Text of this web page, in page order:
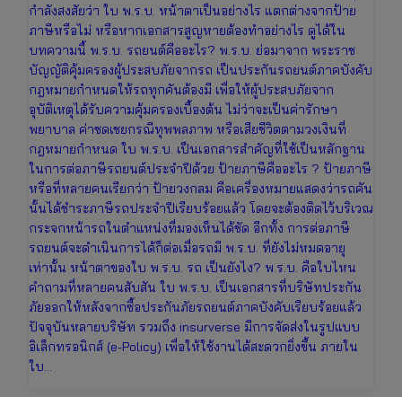
กำลังสงสัยว่า ใบ พ.ร.บ. หน้าตาเป็นอย่างไร แตกต่างจากป้าย
ภาษีหรือไม่ หรือหากเอกสารสูญหายต้องทำอย่างไร ดูได้ใน
บทความนี้ พ.ร.บ. รถยนต์คืออะไร? พ.ร.บ. ย่อมาจาก พระราช
บัญญัติคุ้มครองผู้ประสบภัยจากรถ เป็นประกันรถยนต์ภาคบังคับ
กฎหมายกำหนดให้รถทุกคันต้องมี เพื่อให้ผู้ประสบภัยจาก
อุบัติเหตุได้รับความคุ้มครองเบื้องต้น ไม่ว่าจะเป็นค่ารักษา
พยาบาล ค่าชดเชยกรณีทุพพลภาพ หรือเสียชีวิตตามวงเงินที่
กฎหมายกำหนด ใบ พ.ร.บ. เป็นเอกสารสำคัญที่ใช้เป็นหลักฐาน
ในการต่อภาษีรถยนต์ประจำปีด้วย ป้ายภาษีคืออะไร ? ป้ายภาษี
หรือที่หลายคนเรียกว่า ป้ายวงกลม คือเครื่องหมายแสดงว่ารถคัน
นั้นได้ชำระภาษีรถประจำปีเรียบร้อยแล้ว โดยจะต้องติดไว้บริเวณ
กระจกหน้ารถในตำแหน่งที่มองเห็นได้ชัด อีกทั้ง การต่อภาษี
รถยนต์จะดำเนินการได้ก็ต่อเมื่อรถมี พ.ร.บ. ที่ยังไม่หมดอายุ
เท่านั้น หน้าตาของใบ พ.ร.บ. รถ เป็นยังไง? พ.ร.บ. คือใบไหน
คำถามที่หลายคนสับสัน ใบ พ.ร.บ. เป็นเอกสารที่บริษัทประกัน
ภัยออกให้หลังจากซื้อประกันภัยรถยนต์ภาคบังคับเรียบร้อยแล้ว
ปัจจุบันหลายบริษัท รวมถึง insurverse มีการจัดส่งในรูปแบบ
อิเล็กทรอนิกส์ (e-Policy) เพื่อให้ใช้งานได้สะดวกยิ่งขึ้น ภายใน
ใบ…